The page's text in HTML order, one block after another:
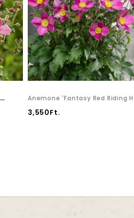
Anemone 'Fantasy Jasmine' - Szellőrózsa
3,550Ft.